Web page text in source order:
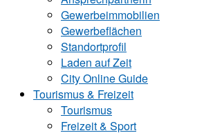
Gewerbeimmobilien
Gewerbeflächen
Standortprofil
Laden auf Zeit
City Online Guide
Tourismus & Freizeit
Tourismus
Freizeit & Sport